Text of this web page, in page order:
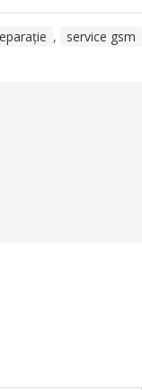
, service gsm